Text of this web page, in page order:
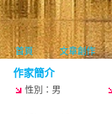
首頁 文章創作
作家簡介
性別：男